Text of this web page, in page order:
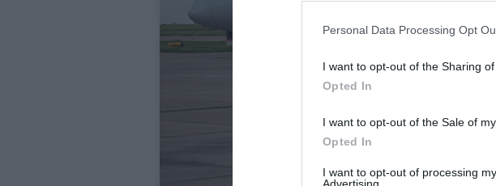
Personal Data Processing Opt
I want to opt-out of the Sharing
Opted In
I want to opt-out of the Sale of
Opted In
I want to opt-out of processing
Advertising.